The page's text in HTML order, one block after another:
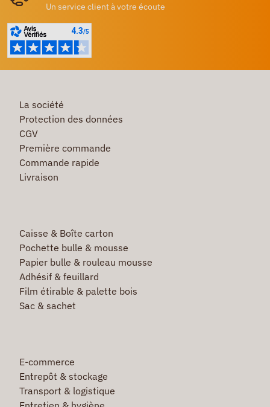
Un service client à votre écoute
La société
Protection des données
CGV
Première commande
Commande rapide
Livraison
Caisse & Boîte carton
Pochette bulle & mousse
Papier bulle & rouleau mousse
Adhésif & feuillard
Film étirable & palette bois
Sac & sachet
E-commerce
Entrepôt & stockage
Transport & logistique